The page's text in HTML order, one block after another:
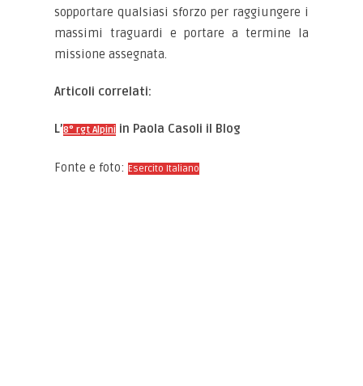
sopportare qualsiasi sforzo per raggiungere i
massimi traguardi e portare a termine la
missione assegnata.
Articoli correlati:
L’8° rgt Alpini in Paola Casoli il Blog
Fonte e foto: Esercito Italiano